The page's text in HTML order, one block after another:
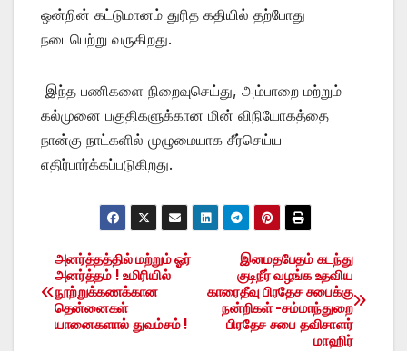
ஒன்றின் கட்டுமானம் துரித கதியில் தற்போது
நடைபெற்று வருகிறது.
இந்த பணிகளை நிறைவுசெய்து, அம்பாறை மற்றும்
கல்முனை பகுதிகளுக்கான மின் விநியோகத்தை
நான்கு நாட்களில் முழுமையாக சீர்செய்ய
எதிர்பார்க்கப்படுகிறது.
Post
navigation
இனமதபேதம் கடந்து
குடிநீர் வழங்க உதவிய
காரைதீவு பிரதேச சபைக்கு
நன்றிகள் -சம்மாந்துறை
பிரதேச சபை தவிசாளர்
மாஹிர்
அனர்த்தத்தில் மற்றும் ஓர்
அனர்த்தம் ! உமிரியில்
நூற்றுக்கணக்கான
தென்னைகள்
யானைகளால் துவம்சம் !